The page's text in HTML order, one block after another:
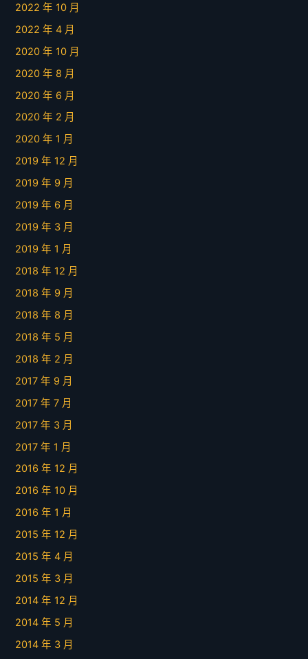
2022 年 10 月
2022 年 4 月
2020 年 10 月
2020 年 8 月
2020 年 6 月
2020 年 2 月
2020 年 1 月
2019 年 12 月
2019 年 9 月
2019 年 6 月
2019 年 3 月
2019 年 1 月
2018 年 12 月
2018 年 9 月
2018 年 8 月
2018 年 5 月
2018 年 2 月
2017 年 9 月
2017 年 7 月
2017 年 3 月
2017 年 1 月
2016 年 12 月
2016 年 10 月
2016 年 1 月
2015 年 12 月
2015 年 4 月
2015 年 3 月
2014 年 12 月
2014 年 5 月
2014 年 3 月